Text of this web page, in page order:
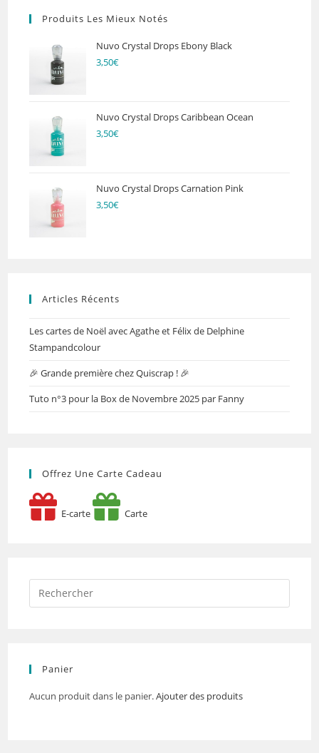
Produits Les Mieux Notés
Nuvo Crystal Drops Ebony Black
3,50€
Nuvo Crystal Drops Caribbean Ocean
3,50€
Nuvo Crystal Drops Carnation Pink
3,50€
Articles Récents
Les cartes de Noël avec Agathe et Félix de Delphine
Stampandcolour
🎉 Grande première chez Quiscrap ! 🎉
Tuto n°3 pour la Box de Novembre 2025 par Fanny
Offrez Une Carte Cadeau
E-carte Carte
Panier
Aucun produit dans le panier.Ajouter des produits